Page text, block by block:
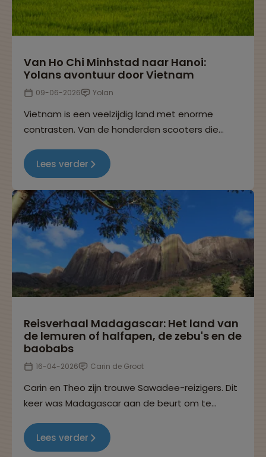
Van Ho Chi Minhstad naar Hanoi:
Yolans avontuur door Vietnam
09-06-2026 Yolan
Vietnam is een veelzijdig land met enorme
contrasten. Van de honderden scooters die
het platteland rondom Sapa. Dit is mijn tweede
kennismaking met Azië, en wat voelt het fijn om
terug te zijn.
Lees verder
Reisverhaal Madagascar: Het land van
de lemuren of halfapen, de zebu's en de
baobabs
16-04-2026 Carin de Groot
Carin en Theo zijn trouwe Sawadee-reizigers. Dit
keer was Madagascar aan de beurt om te
hebben ze genoten van de unieke natuur en het
vele wildlife op het eiland. Ze delen graag hun
Lees verder